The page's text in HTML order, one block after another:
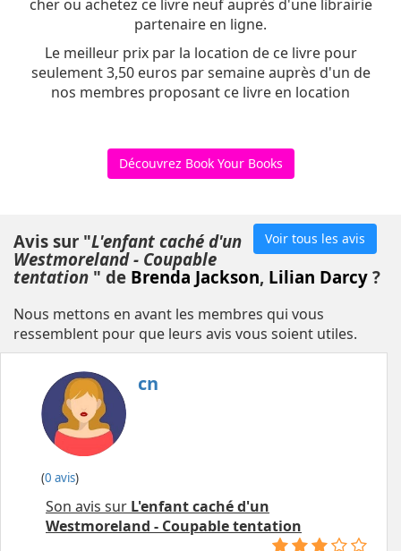
cher ou achetez ce livre neuf auprès d'une librairie
partenaire en ligne.
Le meilleur prix par la location de ce livre pour
seulement 3,50 euros par semaine auprès d'un de
nos membres proposant ce livre en location
Découvrez Book Your Books
Voir tous les avis
Avis sur "L'enfant caché d'un
Westmoreland - Coupable
tentation " de Brenda Jackson, Lilian Darcy ?
Nous mettons en avant les membres qui vous
ressemblent pour que leurs avis vous soient utiles.
cn
(0 avis)
Son avis sur L'enfant caché d'un
Westmoreland - Coupable tentation